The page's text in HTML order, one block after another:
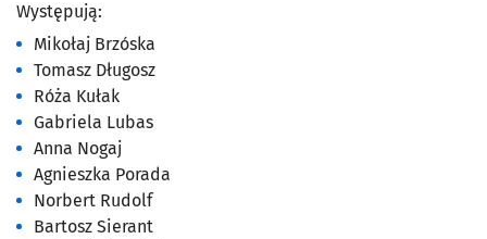
Występują:
Mikołaj Brzóska
Tomasz Długosz
Róża Kułak
Gabriela Lubas
Anna Nogaj
Agnieszka Porada
Norbert Rudolf
Bartosz Sierant